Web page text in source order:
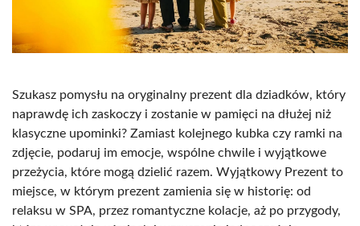
Szukasz pomysłu na oryginalny prezent dla dziadków, który
naprawdę ich zaskoczy i zostanie w pamięci na dłużej niż
klasyczne upominki? Zamiast kolejnego kubka czy ramki na
zdjęcie, podaruj im emocje, wspólne chwile i wyjątkowe
przeżycia, które mogą dzielić razem. Wyjątkowy Prezent to
miejsce, w którym prezent zamienia się w historię: od
relaksu w SPA, przez romantyczne kolacje, aż po przygody,